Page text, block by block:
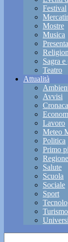
Festival
Mostre
Musica
Sagra
Teatro
Attualità
Avvisi
Cronaca
Lavoro
Meteo
Politica
Primo
Regione
Salute
Scuola
Sociale
Sport
Turismo